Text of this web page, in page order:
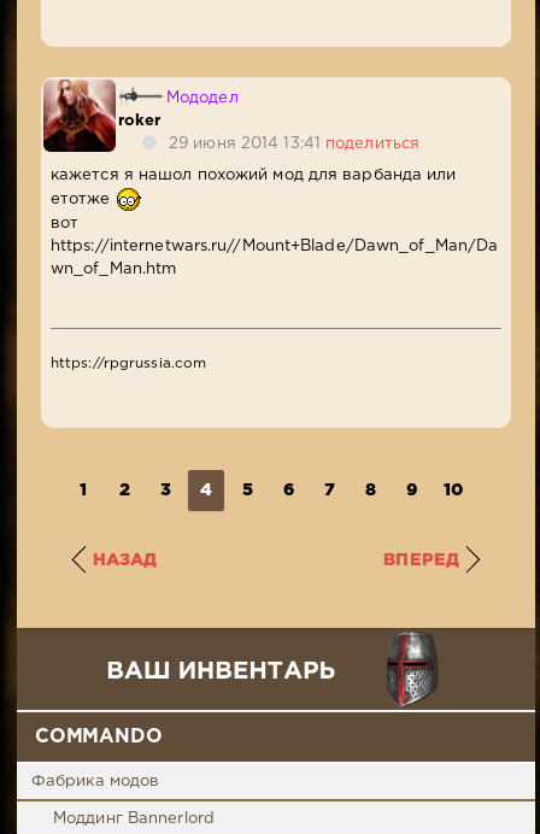
Мододел
roker
29 июня 2014 13:41 поделиться
кажется я нашол похожий мод для варбанда или
етотже
вот
https://internetwars.ru//Mount+Blade/Dawn_of_Man/Da
wn_of_Man.htm
https://rpgrussia.com
1 2 3 4 5 6 7 8 9 10
НАЗАД ВПЕРЕД
COMMANDO
Фабрика модов
Моддинг Bannerlord